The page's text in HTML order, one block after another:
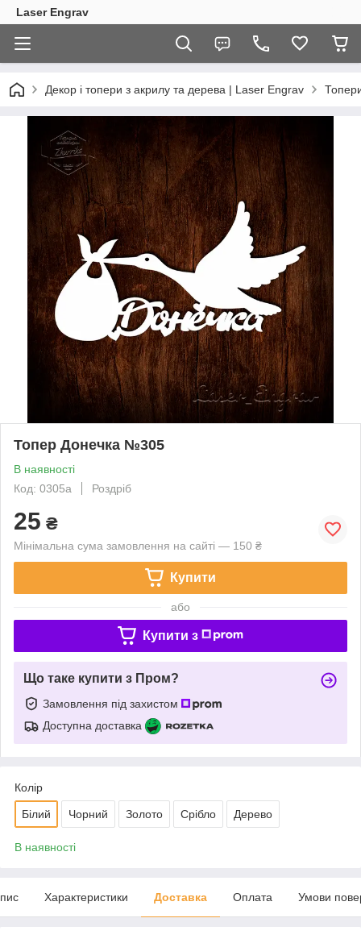
Laser Engrav
Декор і топери з акрилу та дерева | Laser Engrav
Топер Донечка №305
В наявності
Код: 0305a
Роздріб
25 ₴
Мінімальна сума замовлення на сайті — 150 ₴
Купити
або
Купити з
Що таке купити з Пром?
Замовлення під захистом
Доступна доставка
Колір
Білий Чорний Золото Срібло Дерево
В наявності
Характеристики Доставка Оплата Умови